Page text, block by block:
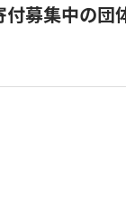
募集中の団